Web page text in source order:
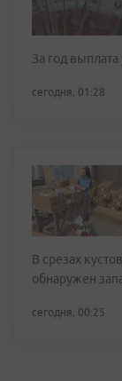
За год
сегодня, 01:28
В срезах
обнаружен
сегодня, 00:25